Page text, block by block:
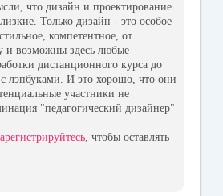
что дизайн и проектирование
Только дизайн - это особое
компетентное, от
и возможны здесь любые
дистанционного курса до
лэпбуками. И это хорошо, что они
участники не
"педагогический дизайнер"
, чтобы оставлять